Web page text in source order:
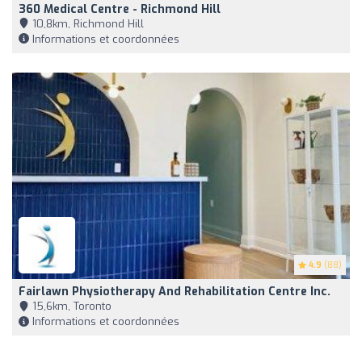
360 Medical Centre - Richmond Hill
10,8km, Richmond Hill
Informations et coordonnées
4.9 (88)
Fairlawn Physiotherapy And Rehabilitation Centre Inc.
15,6km, Toronto
Informations et coordonnées